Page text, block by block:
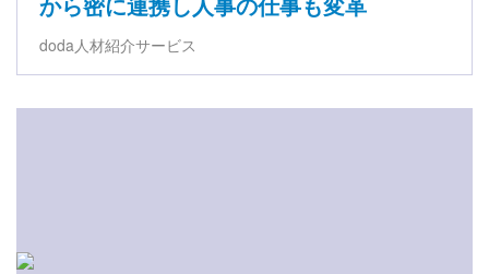
doda人材紹介サービス